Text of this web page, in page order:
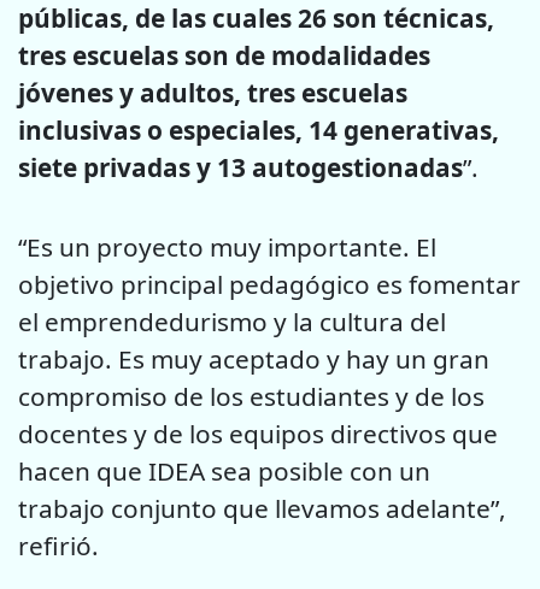
públicas, de las cuales 26 son técnicas,
tres escuelas son de modalidades
jóvenes y adultos, tres escuelas
inclusivas o especiales, 14 generativas,
siete privadas y 13 autogestionadas”.
“Es un proyecto muy importante. El
objetivo principal pedagógico es fomentar
el emprendedurismo y la cultura del
trabajo. Es muy aceptado y hay un gran
compromiso de los estudiantes y de los
docentes y de los equipos directivos que
hacen que IDEA sea posible con un
trabajo conjunto que llevamos adelante”,
refirió.